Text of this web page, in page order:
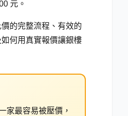
元。
的完整流程、有效的
何用真實報價讓銀樓
家最容易被壓價，